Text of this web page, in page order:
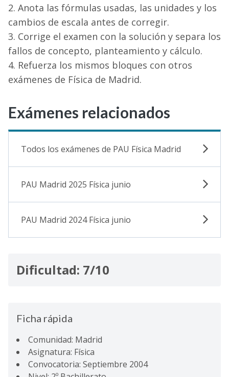
Anota las fórmulas usadas, las unidades y los
cambios de escala antes de corregir.
Corrige el examen con la solución y separa los
fallos de concepto, planteamiento y cálculo.
Refuerza los mismos bloques con otros
exámenes de Física de Madrid.
Exámenes relacionados
Todos los exámenes de PAU Física Madrid
PAU Madrid 2025 Física junio
PAU Madrid 2024 Física junio
Dificultad: 7/10
Ficha rápida
Comunidad: Madrid
Asignatura: Física
Convocatoria: Septiembre 2004